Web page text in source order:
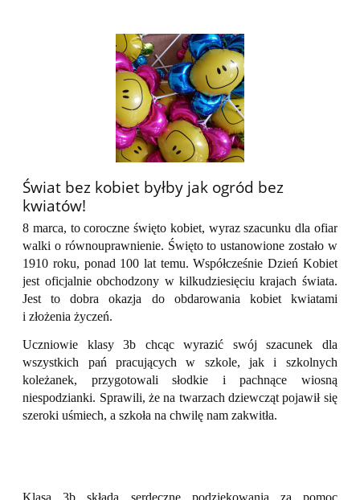
​​​​​​​Świat bez kobiet byłby jak ogród bez
kwiatów!
8 marca, to coroczne święto kobiet, wyraz szacunku dla ofiar
walki o równouprawnienie. Święto to ustanowione zostało w
1910 roku, ponad 100 lat temu. Współcześnie Dzień Kobiet
jest oficjalnie obchodzony w kilkudziesięciu krajach świata.
Jest to dobra okazja do obdarowania kobiet kwiatami
i złożenia życzeń.
Uczniowie klasy 3b chcąc wyrazić swój szacunek dla
wszystkich pań pracujących w szkole, jak i szkolnych
koleżanek, przygotowali słodkie i pachnące wiosną
niespodzianki. Sprawili, że na twarzach dziewcząt pojawił się
szeroki uśmiech, a szkoła na chwilę nam zakwitła.
Klasa 3b składa serdeczne podziękowania za pomoc